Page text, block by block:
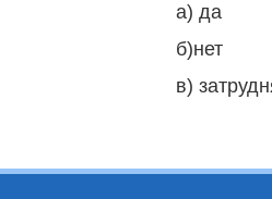
а) да
б)нет
в)